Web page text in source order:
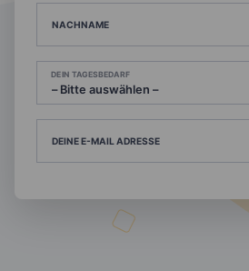
NACHNAME
DEIN TAGESBEDARF
DEINE E-MAIL ADRESSE